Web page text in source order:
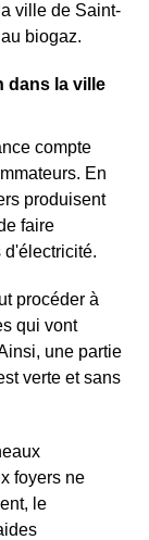
ville de Saint-
biogaz.
dans la ville
compte
En
produisent
faire
d'électricité.
procéder à
qui vont
une partie
verte et sans
foyers ne
le